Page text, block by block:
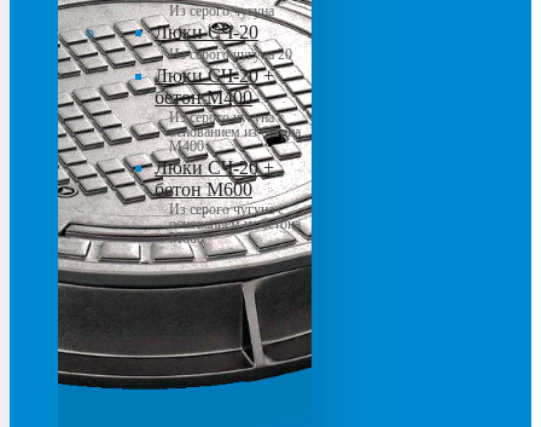
Из серого чугуна
Люки СЧ-20
Из серого чугуна 20
Люки СЧ-20 +
бетон М400
Из серого чугуна с
основанием из бетона
М400
Люки СЧ-20 +
бетон М600
Из серого чугуна с
основанием из бетона
М600